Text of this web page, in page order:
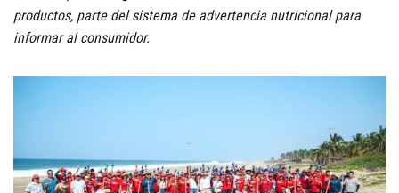
productos, parte del sistema de advertencia nutricional para
informar al consumidor.